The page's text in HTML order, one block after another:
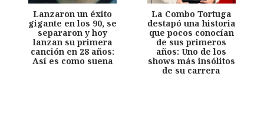
Lanzaron un éxito
gigante en los 90, se
separaron y hoy
lanzan su primera
canción en 28 años:
Así es como suena
La Combo Tortuga
destapó una historia
que pocos conocían
de sus primeros
años: Uno de los
shows más insólitos
de su carrera